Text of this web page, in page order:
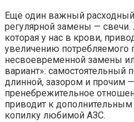
Еще один важный
регулярной замены —
которая у нас в крови,
увеличению потребляемого
несвоевременной замены
вариант»:
длинной, зазором и прочим
пренебрежительное
приводит к
копилку любимой АЗС.